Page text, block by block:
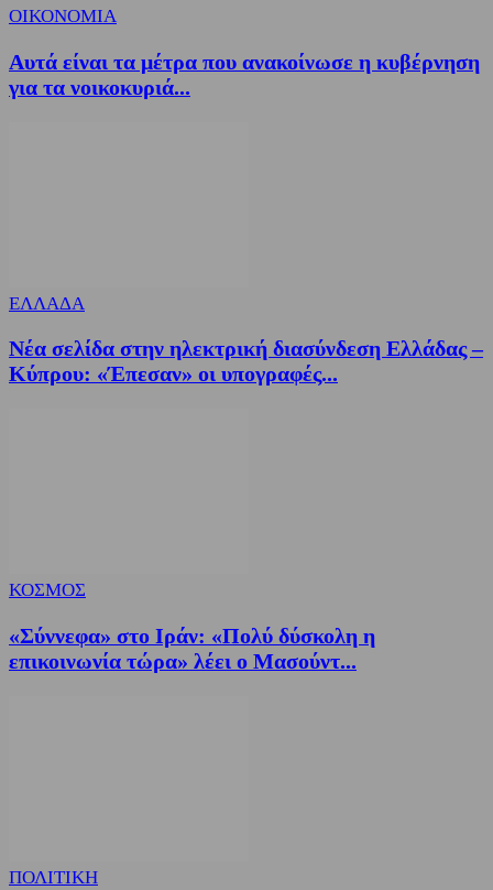
ΟΙΚΟΝΟΜΙΑ
Αυτά είναι τα μέτρα που ανακοίνωσε η κυβέρνηση
για τα νοικοκυριά...
ΕΛΛΑΔΑ
Νέα σελίδα στην ηλεκτρική διασύνδεση Ελλάδας –
Κύπρου: «Έπεσαν» οι υπογραφές...
ΚΟΣΜΟΣ
«Σύννεφα» στο Ιράν: «Πολύ δύσκολη η
επικοινωνία τώρα» λέει ο Μασούντ...
ΠΟΛΙΤΙΚΗ